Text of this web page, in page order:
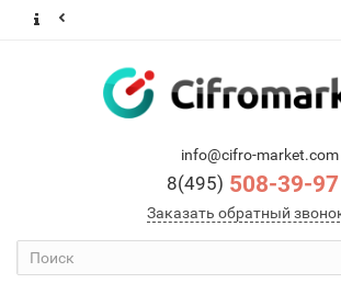
info@cifro-market.com
8(495) 508-39-97
Заказать обратный